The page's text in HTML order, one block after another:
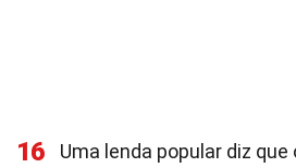
16
Uma lenda popular diz